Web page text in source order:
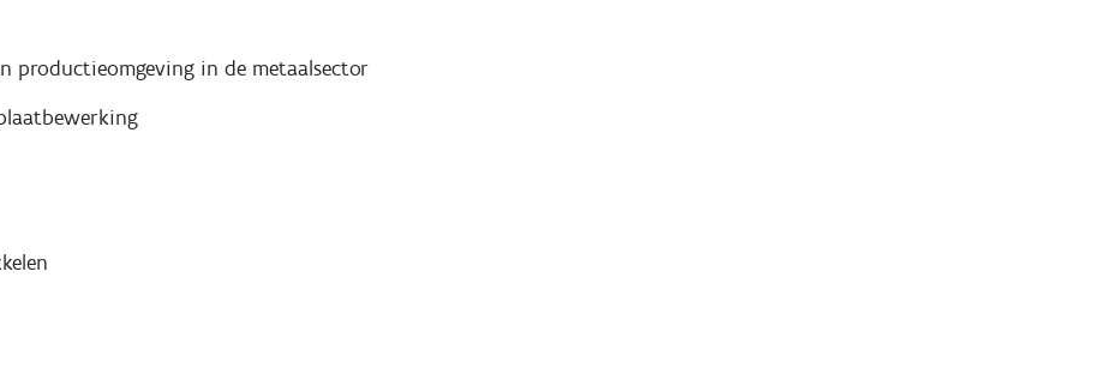
productieomgeving in de metaalsector